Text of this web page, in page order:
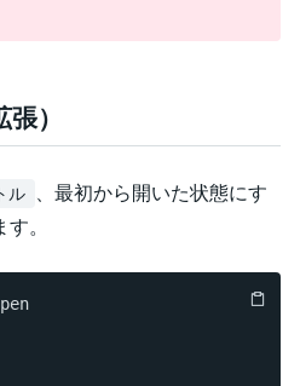
）
ル
、最初から開いた状態にす
。